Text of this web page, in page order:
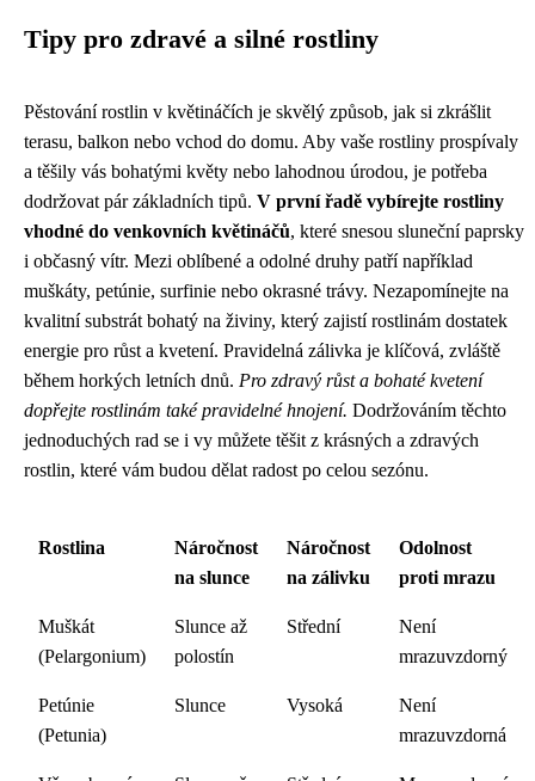
Tipy pro zdravé a silné rostliny
Pěstování rostlin v květináčích je skvělý způsob, jak si zkrášlit
terasu, balkon nebo vchod do domu. Aby vaše rostliny prospívaly
a těšily vás bohatými květy nebo lahodnou úrodou, je potřeba
dodržovat pár základních tipů. V první řadě vybírejte rostliny
vhodné do venkovních květináčů, které snesou sluneční paprsky
i občasný vítr. Mezi oblíbené a odolné druhy patří například
muškáty, petúnie, surfinie nebo okrasné trávy. Nezapomínejte na
kvalitní substrát bohatý na živiny, který zajistí rostlinám dostatek
energie pro růst a kvetení. Pravidelná zálivka je klíčová, zvláště
během horkých letních dnů. Pro zdravý růst a bohaté kvetení
dopřejte rostlinám také pravidelné hnojení. Dodržováním těchto
jednoduchých rad se i vy můžete těšit z krásných a zdravých
rostlin, které vám budou dělat radost po celou sezónu.
Rostlina
Náročnost
na slunce
Náročnost
na zálivku
Odolnost
proti mrazu
Muškát
(Pelargonium)
Slunce až
polostín
Střední
Není
mrazuvzdorný
Petúnie
(Petunia)
Slunce Vysoká
Není
mrazuvzdorná